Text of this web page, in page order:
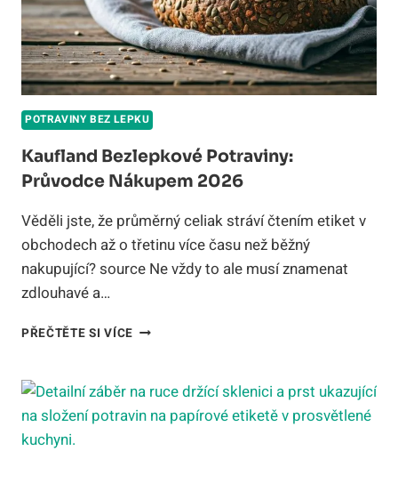
POTRAVINY BEZ LEPKU
Kaufland Bezlepkové Potraviny:
Průvodce Nákupem 2026
Věděli jste, že průměrný celiak stráví čtením etiket v
obchodech až o třetinu více času než běžný
nakupující? source Ne vždy to ale musí znamenat
zdlouhavé a…
PŘEČTĚTE SI VÍCEKAUFLAND
PRŮVODCE
NÁKUPEM
2026